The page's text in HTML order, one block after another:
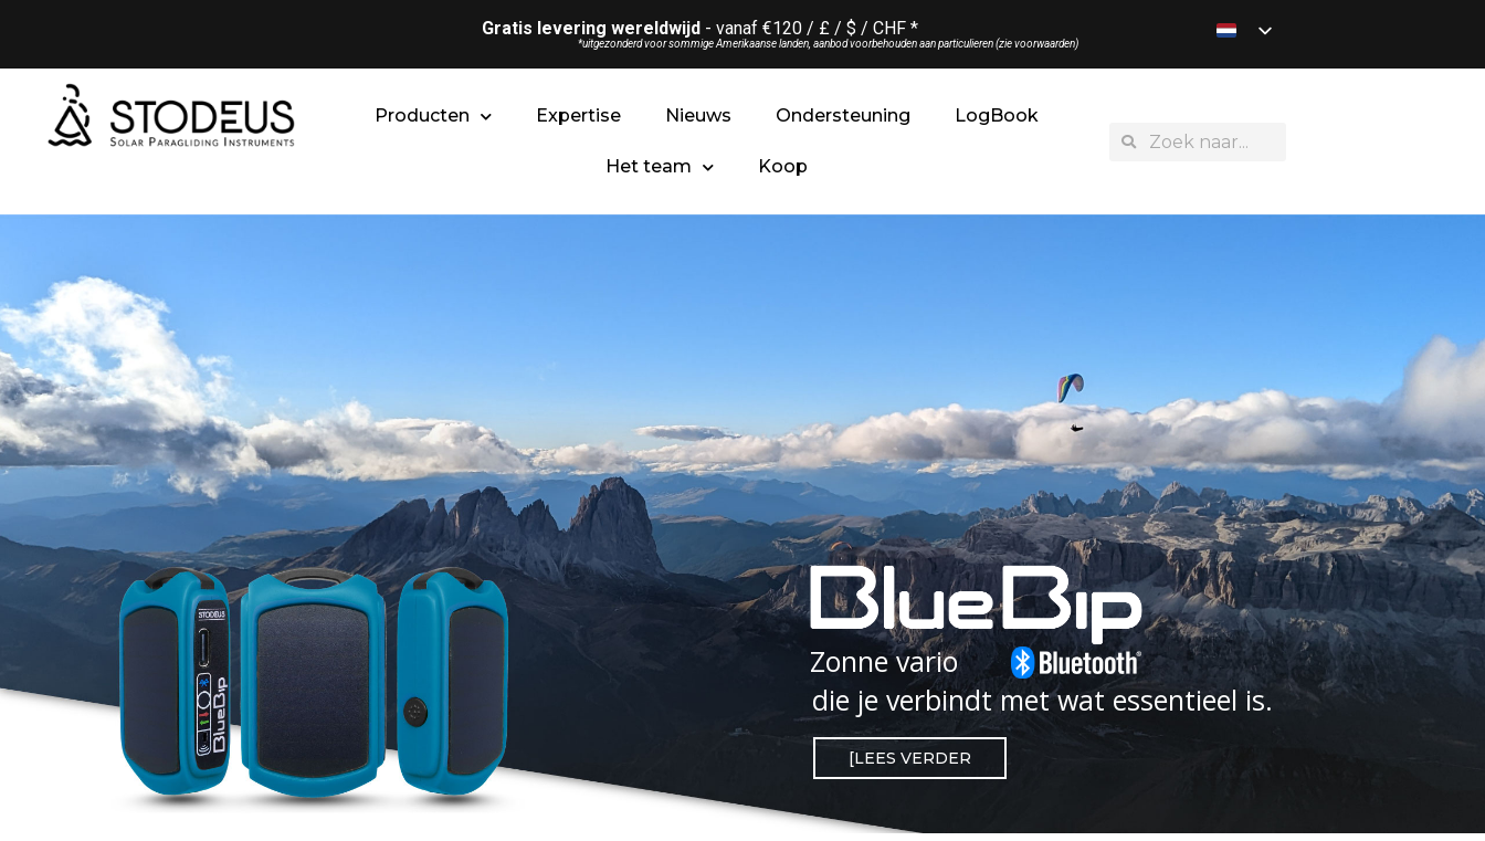
Gratis levering wereldwijd - vanaf €120 / £ / $ / CHF *
*uitgezonderd voor sommige Amerikaanse landen, aanbod voorbehouden aan particulieren (zie voorwaarden)
Producten Expertise Nieuws Ondersteuning LogBook
Het team Koop
Zonne vario
[LEES VERDER
die je verbindt met wat essentieel is.